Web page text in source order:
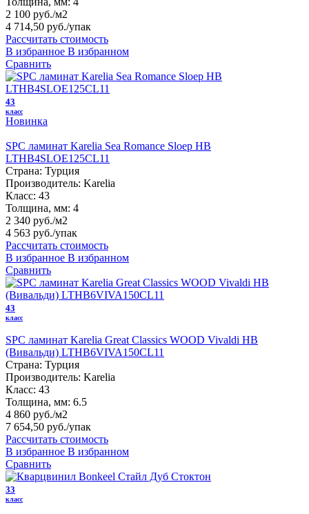
2 100 руб./м2
4 714,50 руб./упак
Рассчитать стоимость
В избранное В избранном
Сравнить
43
класс
Новинка
SPC ламинат Karelia Sea Romance Sloep HB
LTHB4SLOE125CL11
Страна: Турция
Производитель: Karelia
Класс: 43
Толщина, мм: 4
2 340 руб./м2
4 563 руб./упак
Рассчитать стоимость
В избранное В избранном
Сравнить
43
класс
SPC ламинат Karelia Great Classics WOOD Vivaldi HB
(Вивальди) LTHB6VIVA150CL11
Страна: Турция
Производитель: Karelia
Класс: 43
Толщина, мм: 6.5
4 860 руб./м2
7 654,50 руб./упак
Рассчитать стоимость
В избранное В избранном
Сравнить
33
класс